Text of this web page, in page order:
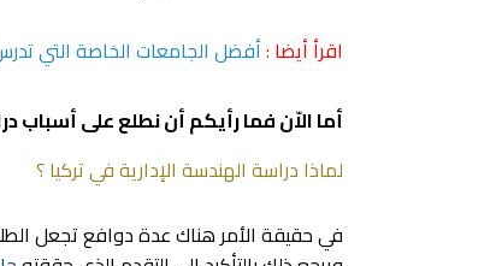
اقرأ أيضا :أفضل الجامعات الخاصة التي
أما الاّن فما رأيكم أن نطلع على أسباب
لماذا دراسة الهندسة الإدارية في تركيا ؟
في حقيقة الأمر هناك عدة دوافع تجعل